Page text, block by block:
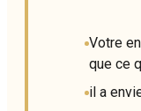
Votre
que ce
il a